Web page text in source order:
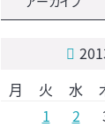
月
火 水
1
2